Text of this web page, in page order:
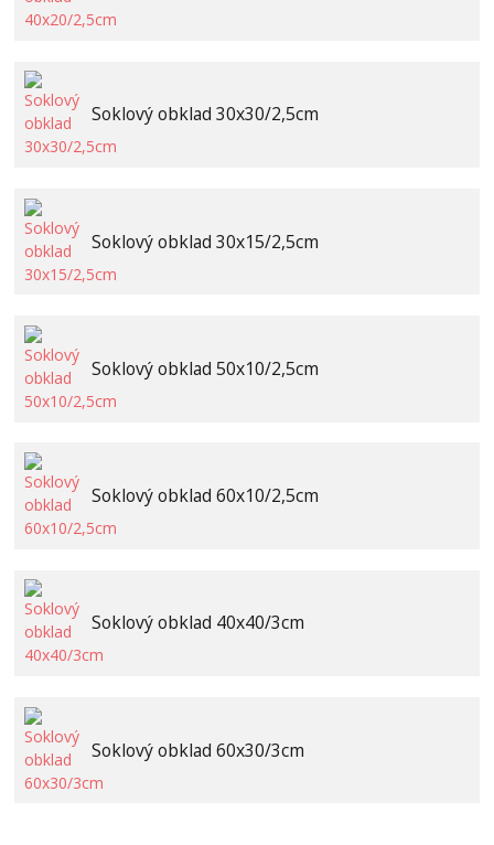
Soklový obklad 30x30/2,5cm
Soklový obklad 30x15/2,5cm
Soklový obklad 50x10/2,5cm
Soklový obklad 60x10/2,5cm
Soklový obklad 40x40/3cm
Soklový obklad 60x30/3cm